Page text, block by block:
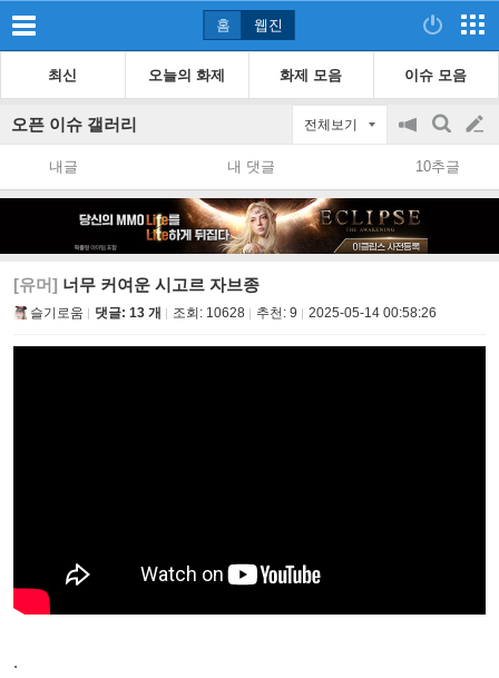
홈 웹진
최신 오늘의 화제 화제 모음 이슈 모음
오픈 이슈 갤러리 전체보기
공
지
on/off
검
색
글
쓰
내글 내 댓글 10추글
[유머] 너무 커여운 시고르 자브종
슬기로움 댓글: 13 개 조회: 10628 추천: 9 2025-05-14 00:58:26
.